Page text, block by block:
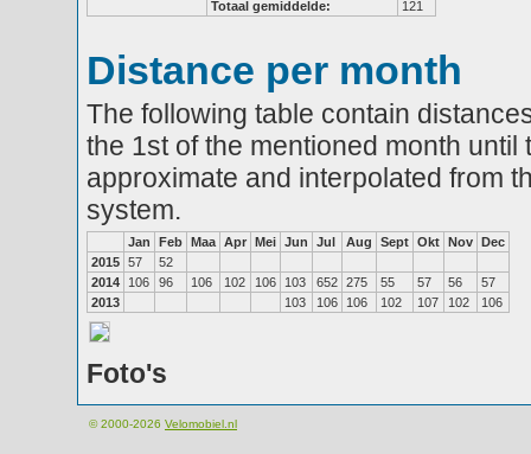
Totaal gemiddelde:
121
Distance per month
The following table contain
the 1st of the mentioned month
approximate and interpolated from
system.
Jan Feb Maa Apr Mei Jun Jul Aug Sept Okt Nov Dec
2015 57
52
2014
106 96 106 102 106 103 652 275 55 57 56
57
2013
103 106 106 102 107 102 106
Foto's
© 2000-2026 Velomobiel.nl